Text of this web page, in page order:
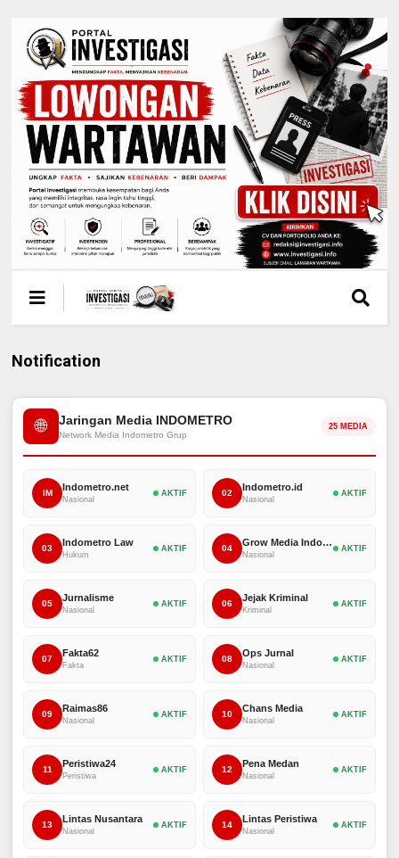
Notification
🌐 Jaringan Media INDOMETRO
Network Media Indometro Grup
25 MEDIA
IM
Indometro.net
Nasional
AKTIF 02
Indometro.id
Nasional
AKTIF
03
Indometro Law
Hukum
AKTIF 04
Grow Media Indonesia
Nasional
AKTIF
05
Jurnalisme
Nasional
AKTIF 06
Jejak Kriminal
Kriminal
AKTIF
07
Fakta62
Fakta
AKTIF 08
Ops Jurnal
Nasional
AKTIF
09
Raimas86
Nasional
AKTIF 10
Chans Media
Nasional
AKTIF
11
Peristiwa24
Peristiwa
AKTIF 12
Pena Medan
Nasional
AKTIF
13
Lintas Nusantara
Nasional
AKTIF 14
Lintas Peristiwa
Nasional
AKTIF